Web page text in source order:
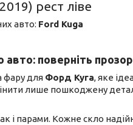
рест ліве
авто: Ford Kuga
поверніть
фару для Форд Куга, яке
лише пошкоджену
і парами. Кожне скло